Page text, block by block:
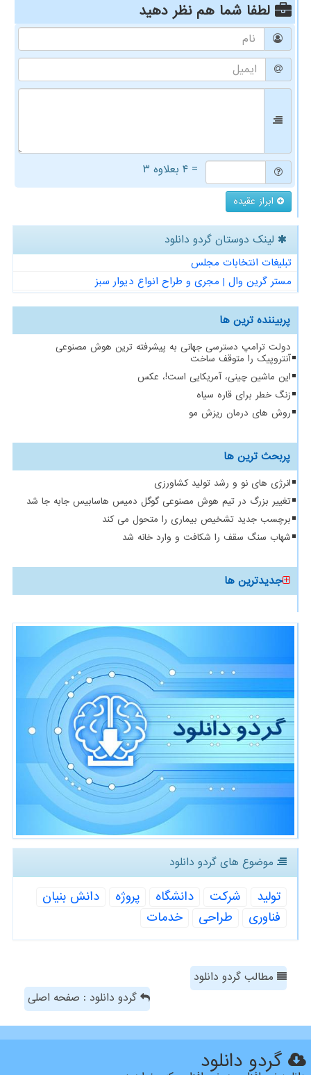
لطفا شما همنظر دهید
= ۴ بعلاوه ۳
ابراز عقیده
لینک دوستان گردو دانلود
تبلیغات انتخابات مجلس
مستر گرین وال | مجری و طراح انواع دیوار سبز
پربیننده ترین ها
دولت ترامپ دسترسی جهانی به پیشرفته ترین هوش مصنوعی
آنتروپیک را متوقف ساخت
این ماشین چینی، آمریکایی است!، عکس
زنگ خطر برای قاره سیاه
روش های درمان ریزش مو
پربحث ترین ها
انرژی های نو و رشد تولید کشاورزی
تغییر بزرگ در تیم هوش مصنوعی گوگل دمیس هاسابیس جابه جا شد
برچسب جدید تشخیص بیماری را متحول می کند
شهاب سنگ سقف را شکافت و وارد خانه شد
جدیدترین ها
موضوع های گردو دانلود
تولید شركت دانشگاه پروژه
دانش بنیان
فناوری
طراحی خدمات
مطالب گردو دانلود
گردو دانلود : صفحه اصلی
گردو دانلود